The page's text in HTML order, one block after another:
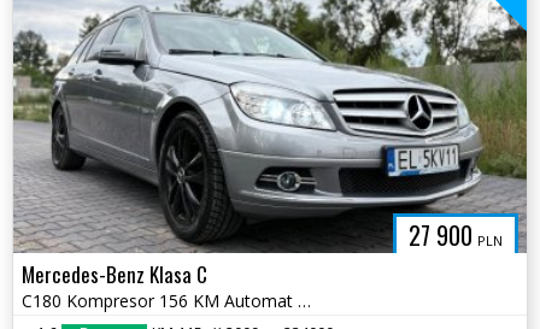
27 900 PLN
Mercedes-Benz Klasa C
C180 Kompresor 156 KM Automat PERFEKCYJNY STAN 2 kpl. kół na alusach